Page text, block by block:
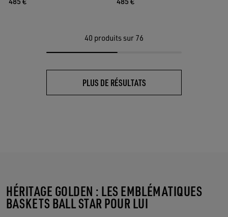
40 produits sur 76
PLUS DE RÉSULTATS
HÉRITAGE GOLDEN : LES EMBLÉMATIQUES
BASKETS BALL STAR POUR LUI